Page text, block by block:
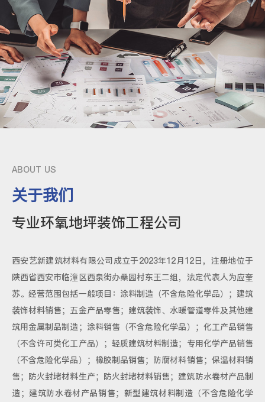
ABOUT US
关于我们
专业环氧地坪装饰工程公司
西安艺新建筑材料有限公司成立于2023年12月12日，注册地位于
陕西省西安市临潼区西泉街办桑园村东王二组，法定代表人为应奎
苏。经营范围包括一般项目：涂料制造（不含危险化学品）；建筑
装饰材料销售；五金产品零售；建筑装饰、水暖管道零件及其他建
筑用金属制品制造；涂料销售（不含危险化学品）；化工产品销售
（不含许可类化工产品）；轻质建筑材料制造；专用化学产品销售
（不含危险化学品）；橡胶制品销售；防腐材料销售；保温材料销
售；防火封堵材料生产；防火封堵材料销售；建筑防水卷材产品制
造；建筑防水卷材产品销售；新型建筑材料制造（不含危险化学